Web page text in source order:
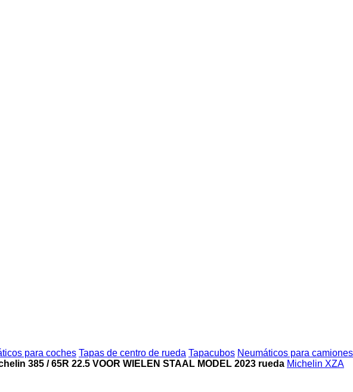
para coches Tapas de centro de rueda Tapacubos Neumáticos para camiones
385 / 65R 22.5 VOOR WIELEN STAAL MODEL 2023 rueda Michelin XZA